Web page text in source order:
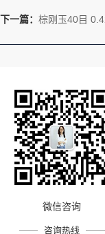
下一篇： 棕刚玉40目
微信咨询
咨询热线